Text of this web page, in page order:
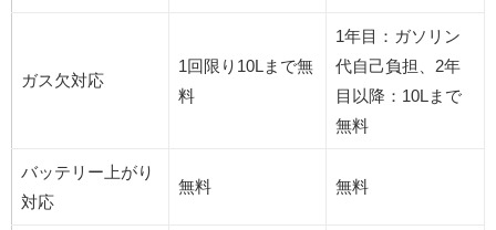
ガス欠対応
1回限り10Lまで無
料
1年目：ガソリン
代自己負担、2年
目以降：10Lまで
無料
バッテリー上がり
対応
無料 無料